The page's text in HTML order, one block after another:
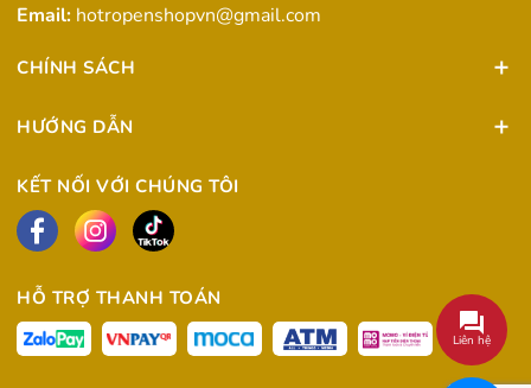
Email: hotropenshopvn@gmail.com
CHÍNH SÁCH
HƯỚNG DẪN
KẾT NỐI VỚI CHÚNG TÔI
HỖ TRỢ THANH TOÁN
Liên hệ